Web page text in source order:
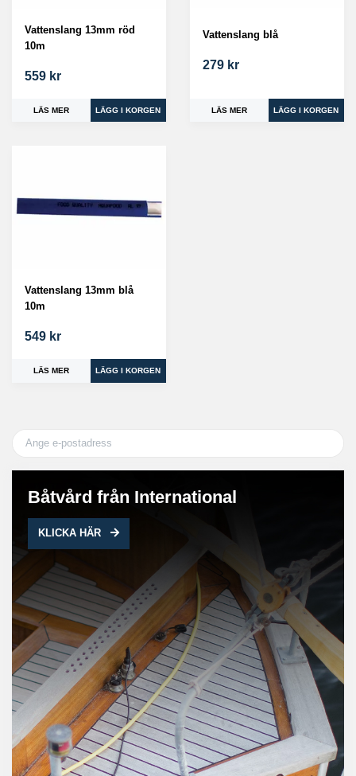
Båtvård från International
KLICKA HÄR
Vattenslang 13mm röd
10m
559 kr
LÄS MER
Vattenslang blå
279 kr
LÄS MER
Vattenslang 13mm blå
10m
549 kr
LÄS MER